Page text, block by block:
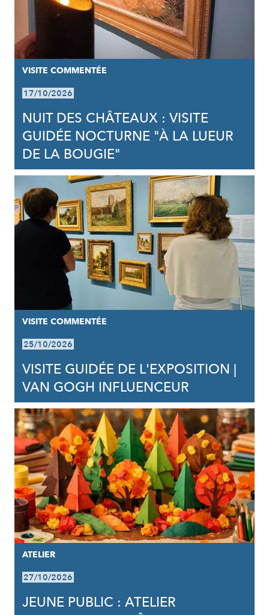
VISITE COMMENTÉE
17/10/2026
NUIT DES CHÂTEAUX : VISITE
GUIDÉE NOCTURNE "À LA LUEUR
DE LA BOUGIE"
VISITE COMMENTÉE
25/10/2026
VISITE GUIDÉE DE L'EXPOSITION |
VAN GOGH INFLUENCEUR
ATELIER
27/10/2026
JEUNE PUBLIC : ATELIER